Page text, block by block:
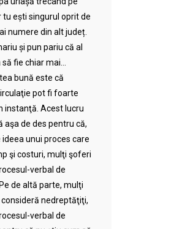
tu ești singurul oprit de
numere din alt județ.
și pun pariu că al
fie chiar mai…
bună este că
pot fi foarte
instanţă. Acest lucru
aşa de des pentru că,
unui proces care
şi costuri, mulţi şoferi
verbal de
de altă parte, mulţi
nedreptăţiţi,
verbal de